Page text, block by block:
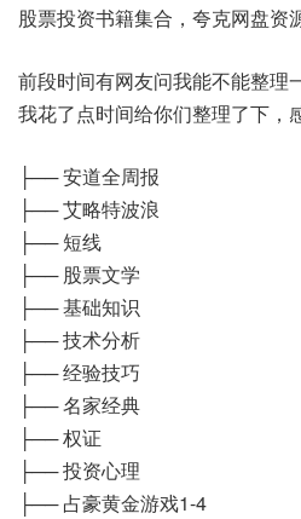
股票投资书籍集合，夸克网盘资
前段时间有网友问我能不能整理
我花了点时间给你们整理了下，
├── 安道全周报
├── 艾略特波浪
├── 短线
├── 股票文学
├── 基础知识
├── 技术分析
├── 经验技巧
├── 名家经典
├── 权证
├── 投资心理
├── 占豪黄金游戏1-4